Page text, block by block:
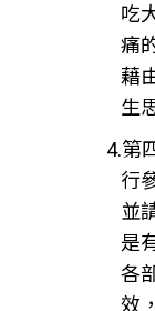
吃
痛
藉
生
4.第
行
並
是
各
效